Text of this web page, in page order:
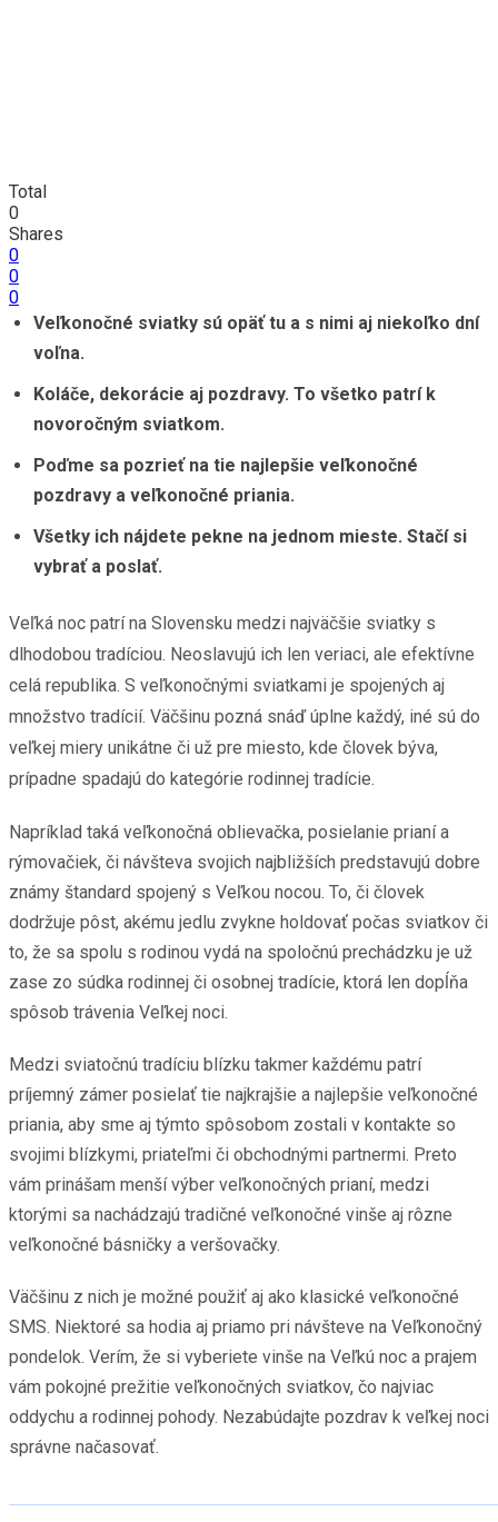
Total
0
Shares
0
0
0
Veľkonočné sviatky sú opäť tu a s nimi aj niekoľko dní
voľna.
Koláče, dekorácie aj pozdravy. To všetko patrí k
novoročným sviatkom.
Poďme sa pozrieť na tie najlepšie veľkonočné
pozdravy a veľkonočné priania.
Všetky ich nájdete pekne na jednom mieste. Stačí si
vybrať a poslať.
Veľká noc patrí na Slovensku medzi najväčšie sviatky s
dlhodobou tradíciou. Neoslavujú ich len veriaci, ale efektívne
celá republika. S veľkonočnými sviatkami je spojených aj
množstvo tradícií. Väčšinu pozná snáď úplne každý, iné sú do
veľkej miery unikátne či už pre miesto, kde človek býva,
prípadne spadajú do kategórie rodinnej tradície.
Napríklad taká veľkonočná oblievačka, posielanie prianí a
rýmovačiek, či návšteva svojich najbližších predstavujú dobre
známy štandard spojený s Veľkou nocou. To, či človek
dodržuje pôst, akému jedlu zvykne holdovať počas sviatkov či
to, že sa spolu s rodinou vydá na spoločnú prechádzku je už
zase zo súdka rodinnej či osobnej tradície, ktorá len dopĺňa
spôsob trávenia Veľkej noci.
Medzi sviatočnú tradíciu blízku takmer každému patrí
príjemný zámer posielať tie najkrajšie a najlepšie veľkonočné
priania, aby sme aj týmto spôsobom zostali v kontakte so
svojimi blízkymi, priateľmi či obchodnými partnermi. Preto
vám prinášam menší výber veľkonočných prianí, medzi
ktorými sa nachádzajú tradičné veľkonočné vinše aj rôzne
veľkonočné básničky a veršovačky.
Väčšinu z nich je možné použiť aj ako klasické veľkonočné
SMS. Niektoré sa hodia aj priamo pri návšteve na Veľkonočný
pondelok. Verím, že si vyberiete vinše na Veľkú noc a prajem
vám pokojné prežitie veľkonočných sviatkov, čo najviac
oddychu a rodinnej pohody. Nezabúdajte pozdrav k veľkej noci
správne načasovať.